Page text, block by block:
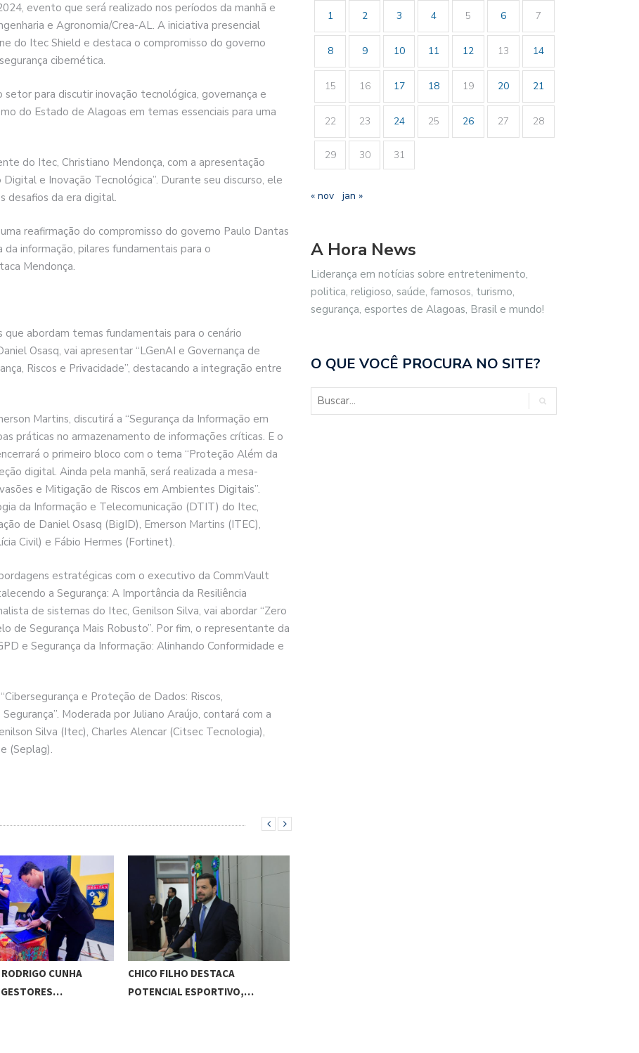
evento que será realizado nos períodos da manhã e
e Agronomia/Crea-AL. A iniciativa presencial
do Itec Shield e destaca o compromisso do governo
cibernética.
para discutir inovação tecnológica, governança e
do Estado de Alagoas em temas essenciais para uma
do Itec, Christiano Mendonça, com a apresentação
e Inovação Tecnológica”. Durante seu discurso, ele
desafios da era digital.
reafirmação do compromisso do governo Paulo Dantas
informação, pilares fundamentais para o
Mendonça.
abordam temas fundamentais para o cenário
Osasq, vai apresentar “LGenAI e Governança de
Riscos e Privacidade”, destacando a integração entre
Martins, discutirá a “Segurança da Informação em
práticas no armazenamento de informações críticas. E o
o primeiro bloco com o tema “Proteção Além da
digital. Ainda pela manhã, será realizada a mesa-
e Mitigação de Riscos em Ambientes Digitais”.
da Informação e Telecomunicação (DTIT) do Itec,
de Daniel Osasq (BigID), Emerson Martins (ITEC),
Civil) e Fábio Hermes (Fortinet).
estratégicas com o executivo da CommVault
a Segurança: A Importância da Resiliência
de sistemas do Itec, Genilson Silva, vai abordar “Zero
de Segurança Mais Robusto”. Por fim, o representante da
e Segurança da Informação: Alinhando Conformidade e
e Proteção de Dados: Riscos,
Moderada por Juliano Araújo, contará com a
Silva (Itec), Charles Alencar (Citsec Tecnologia),
(Seplag).
CUNHA
GESTORES…
CHICO FILHO DESTACA
POTENCIAL ESPORTIVO,…
1
2 3 4 5 6 7
8 9 10 11 12 13 14
15 16 17 18 19 20 21
22 23 24 25 26 27 28
29 30 31
« nov jan »
A Hora News
Liderança em notícias sobre entretenimento,
politica, religioso, saúde, famosos, turismo,
segurança, esportes de Alagoas, Brasil e mundo!
O QUE VOCÊ PROCURA NO SITE?